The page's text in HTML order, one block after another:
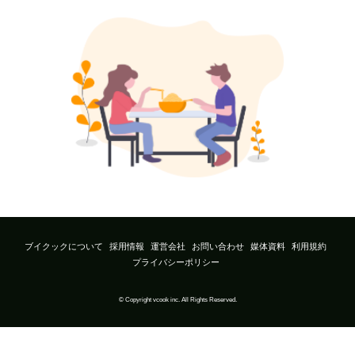
ブイクックについて 採用情報 運営会社 お問い合わせ 媒体資料
利用規約
プライバシーポリシー
© Copyright vcook inc. All Rights Reserved.